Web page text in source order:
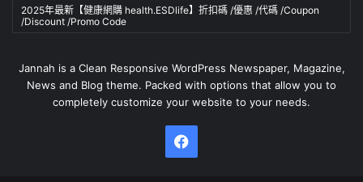
2025年最新【健康網購 health.ESDlife】折扣碼 /優惠 /代碼 /Coupon
/Discount /Promo Code
Jannah is a Clean Responsive WordPress Newspaper, Magazine,
News and Blog theme. Packed with options that allow you to
completely customize your website to your needs.